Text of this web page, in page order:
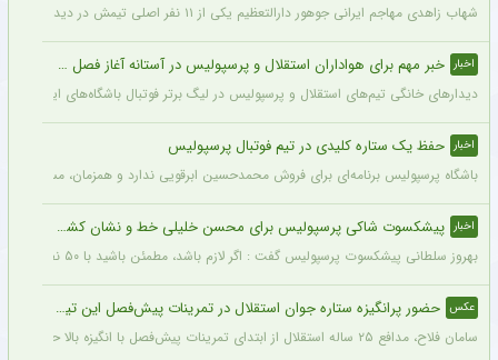
شهاب زاهدی مهاجم ایرانی جوهور دارالتعظیم یکی از ۱۱ نفر اصلی تیمش در دیدار تدارکاتی برابر چلسی است.
اخبار خبر مهم برای هواداران استقلال و پرسپولیس در آستانه آغاز فصل جدید
دیدارهای خانگی تیم‌های استقلال و پرسپولیس در لیگ برتر فوتبال باشگاه‌های ایران در
اخبار حفظ یک ستاره کلیدی در تیم فوتبال پرسپولیس
باشگاه پرسپولیس برنامه‌ای برای فروش محمدحسین ابرقویی ندارد و همزمان، مسئولان
اخبار پیشکسوت شاکی پرسپولیس برای محسن خلیلی خط و نشان کشید + جزئیات
بهروز سلطانی پیشکسوت پرسپولیس گفت : اگر لازم باشد، مطمئن باشید با ۵۰ نفر از پیشکسوتان پرسپولیس مقابل ساختمان این باشگاه تجمع خواهیم کرد و خواهان برخورد جدی و عزل محسن خلیلی خواهیم شد. اصلاً این آقا بازیکن سایپا است نه پیشکسوت پرسپولیس.
عکس حضور پرانگیزه ستاره جوان استقلال در تمرینات پیش‌فصل این تیم + عکس
سامان فلاح، مدافع ۲۵ ساله استقلال از ابتدای تمرینات پیش‌فصل با انگیزه بالا حاضر بوده و پیراهن شماره ۶ را در استقلال انتخاب کرده است. فلاح امیدوار است با درخشش در ترکیب آبی‌پوشان، اعتماد بختیاری‌زاده را جلب کرده و به جام ملت‌های آسیا برسد.